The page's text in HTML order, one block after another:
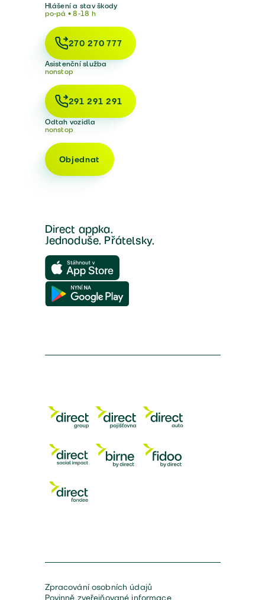
Hlášení a stav škody
po-pá • 8-18 h
270 270 777
Asistenční služba
nonstop
291 291 291
Odtah vozidla
nonstop
Objednat
Direct appka.
Jednoduše. Přátelsky.
Zpracování osobních údajů
Povinně zveřejňované informace